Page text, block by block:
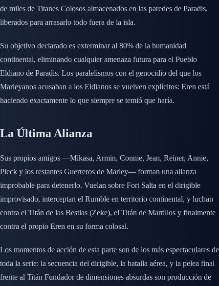
de miles de Titanes Colosos almacenados en las paredes de Paradis,
liberados para arrasarlo todo fuera de la isla.
Su objetivo declarado es exterminar al 80% de la humanidad
continental, eliminando cualquier amenaza futura para el Pueblo
Eldiano de Paradis. Los paralelismos con el genocidio del que los
Marleyanos acusaban a los Eldianos se vuelven explícitos: Eren está
haciendo exactamente lo que siempre se temió que haría.
La Última Alianza
Sus propios amigos —Mikasa, Armin, Connie, Jean, Reiner, Annie,
Pieck y los restantes Guerreros de Marley— forman una alianza
improbable para detenerlo. Vuelan sobre Fort Salta en el dirigible
improvisado, interceptan el Rumble en territorio continental, y luchan
contra el Titán de las Bestias (Zeke), el Titán de Martillos y finalmente
contra el propio Eren en su forma colosal.
Los momentos de acción de esta parte son de los más espectaculares de
toda la serie: la secuencia del dirigible, la batalla aérea, y la pelea final
frente al Titán Fundador de dimensiones absurdas son producción de